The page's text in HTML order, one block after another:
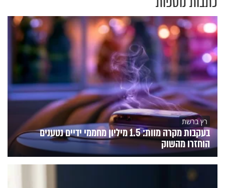
רץ ברשת
בעקבות מקרה מוות: 1.5 מיליון מחממי ידיים נטענים
הוחזרו מהשוק